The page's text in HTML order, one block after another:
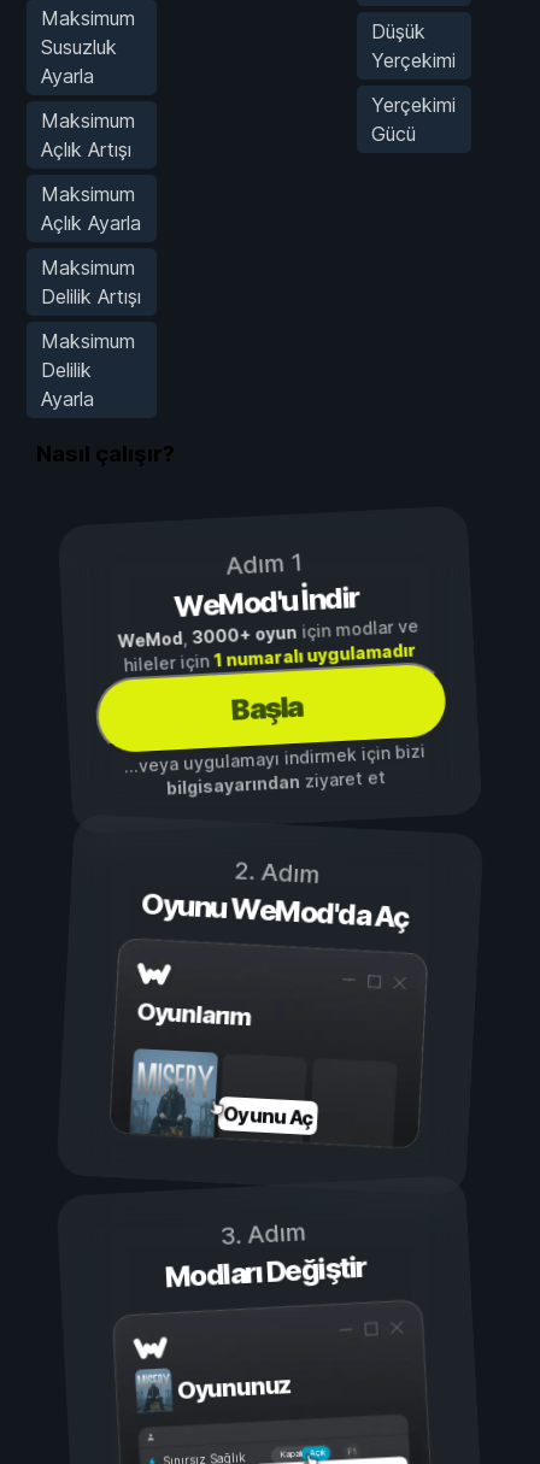
Maksimum
Susuzluk
Ayarla
Maksimum
Açlık Artışı
Maksimum
Açlık Ayarla
Maksimum
Delilik Artışı
Maksimum
Delilik
Ayarla
Düşük
Yerçekimi
Yerçekimi
Gücü
Nasıl çalışır?
Adım 1
WeMod'u İndir
WeMod,3000+ oyuniçin modlar ve
hileler için1 numaralı uygulamadır
Başla
...veya uygulamayı indirmek için bizi
bilgisayarından ziyaret et
2. Adım
Oyunu WeMod'da Aç
Oyunlarım
Oyunu Aç
3. Adım
Modları Değiştir
Oyununuz
Açık
Kapalı
Sınırsız Sağlık